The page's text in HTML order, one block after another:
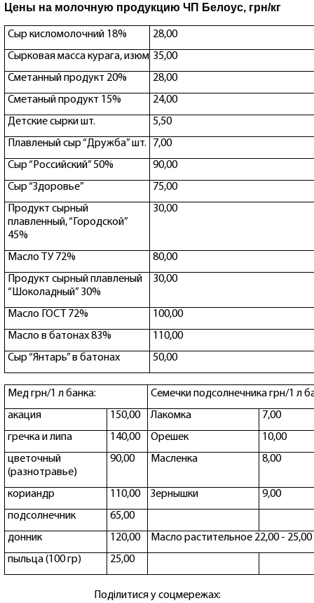
Цены на молочную продукцию ЧП Белоус, грн/кг
Сыр кисломолочний 18%
28,00
Сырковая масса курага, изюм 35,00
Сметанный продукт 20%
28,00
Сметаный продукт 15%
24,00
Детские сырки шт.
5,50
Плавленый сыр “Дружба” шт.
7,00
Сыр “Российский” 50%
90,00
Сыр “Здоровье”
75,00
Продукт сырный
плавленный, “Городской”
45%
30,00
Масло ТУ 72%
80,00
Продукт сырный плавленый
“Шоколадный” 30%
30,00
Масло ГОСТ 72%
100,00
Масло в батонах 83%
110,00
Сыр “Янтарь” в батонах
50,00
Мед грн/1 л банка:
Семечки подсолнечника грн/1 л
акация
150,00 Лакомка
7,00
гречка и липа
140,00 Орешек
10,00
цветочный
(разнотравье)
90,00 Масленка 8,00
кориандр 110,00 Зернышки
9,00
подсолнечник
65,00
донник
120,00
Масло растительное 22,00 - 25,00
пыльца (100 гр)
25,00
Поділитися у соцмережах: